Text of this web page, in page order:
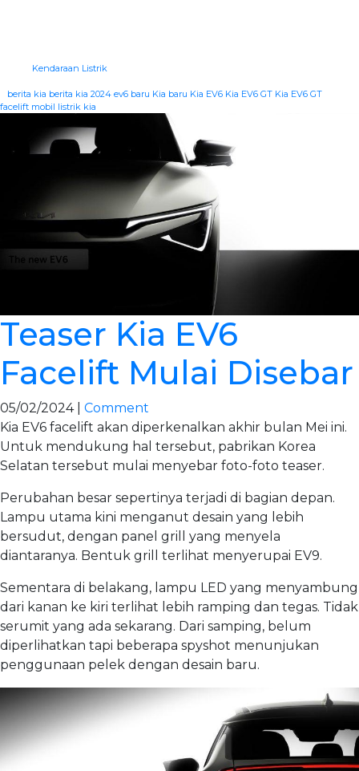
Kendaraan Listrik
berita kia berita kia 2024 ev6 baru Kia baru Kia EV6 Kia EV6 GT Kia EV6 GT
facelift mobil listrik kia
Teaser Kia EV6
Facelift Mulai Disebar
05/02/2024 | Comment
Kia EV6 facelift akan diperkenalkan akhir bulan Mei ini.
Untuk mendukung hal tersebut, pabrikan Korea
Selatan tersebut mulai menyebar foto-foto teaser.
Perubahan besar sepertinya terjadi di bagian depan.
Lampu utama kini menganut desain yang lebih
bersudut, dengan panel grill yang menyela
diantaranya. Bentuk grill terlihat menyerupai EV9.
Sementara di belakang, lampu LED yang menyambung
dari kanan ke kiri terlihat lebih ramping dan tegas. Tidak
serumit yang ada sekarang. Dari samping, belum
diperlihatkan tapi beberapa spyshot menunjukan
penggunaan pelek dengan desain baru.